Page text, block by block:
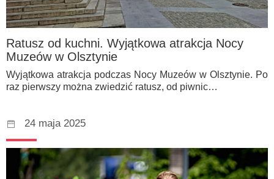
Ratusz od kuchni. Wyjątkowa atrakcja Nocy
Muzeów w Olsztynie
Wyjątkowa atrakcja podczas Nocy Muzeów w Olsztynie. Po
raz pierwszy można zwiedzić ratusz, od piwnic…
24 maja 2025